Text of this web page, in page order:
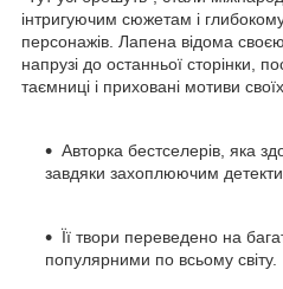
інтригуючим сюжетам і
персонажів. Лапена відома
напрузі до останньої сторінки,
таємниці і приховані мотиви своїх
Авторка бестселерів, яка
завдяки захоплюючим
Її твори переведено на
популярними по всьому світу.